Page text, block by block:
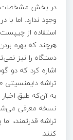
در بخش مشخصات
وجود ندارد. اما با
استفاده از
دستگاه را نیز
نسخه معرفی
کنند.